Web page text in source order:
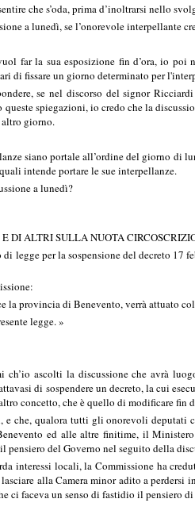
che s’oda, prima d’inoltrarsi nello
a lunedì, se l’onorevole interpellante
far la sua esposizione fin d’ora, io
di fissare un giorno determinato per
se nel discorso del signor
spiegazioni, io credo che la
giorno.
siano portale all’ordine del giorno di
intende portare le sue interpellanze.
a lunedì?
DI ALTRI SULLA NUOTA
legge per la sospensione del decreto
la provincia di Benevento, verrà attuato
legge. »
ch’io ascolti la discussione che avrà
di sospendere un decreto, la cui
concetto, che è quello di modificare fin
che, qualora tutti gli onorevoli deputati
ed alle altre finitime, il
pensiero del Governo nel seguito della
interessi locali, la Commissione ha
alla Camera minor adito a perdersi
faceva un senso di fastidio il pensiero